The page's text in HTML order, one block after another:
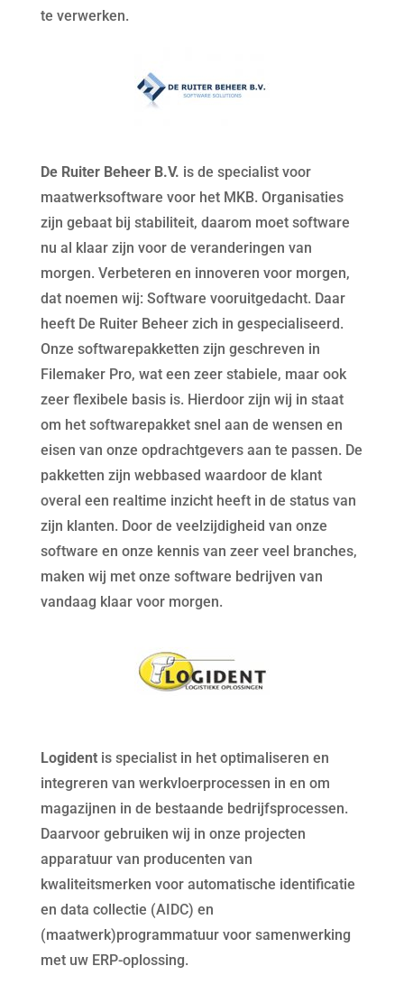
te verwerken.
De Ruiter Beheer B.V. is de specialist voor
maatwerksoftware voor het MKB. Organisaties
zijn gebaat bij stabiliteit, daarom moet software
nu al klaar zijn voor de veranderingen van
morgen. Verbeteren en innoveren voor morgen,
dat noemen wij: Software vooruitgedacht. Daar
heeft De Ruiter Beheer zich in gespecialiseerd.
Onze softwarepakketten zijn geschreven in
Filemaker Pro, wat een zeer stabiele, maar ook
zeer flexibele basis is. Hierdoor zijn wij in staat
om het softwarepakket snel aan de wensen en
eisen van onze opdrachtgevers aan te passen. De
pakketten zijn webbased waardoor de klant
overal een realtime inzicht heeft in de status van
zijn klanten. Door de veelzijdigheid van onze
software en onze kennis van zeer veel branches,
maken wij met onze software bedrijven van
vandaag klaar voor morgen.
Logidentis specialist in het optimaliseren en
integreren van werkvloerprocessen in en om
magazijnen in de bestaande bedrijfsprocessen.
Daarvoor gebruiken wij in onze projecten
apparatuur van producenten van
kwaliteitsmerken voor automatische identificatie
en data collectie (AIDC) en
(maatwerk)programmatuur voor samenwerking
met uw ERP-oplossing.